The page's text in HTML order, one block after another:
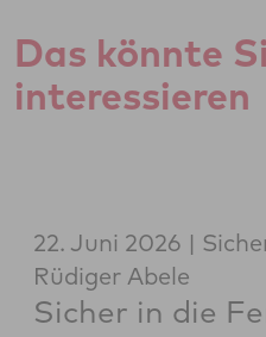
Das könnte
interessieren
22. Juni 2026
Rüdiger Abele
Sicher in die